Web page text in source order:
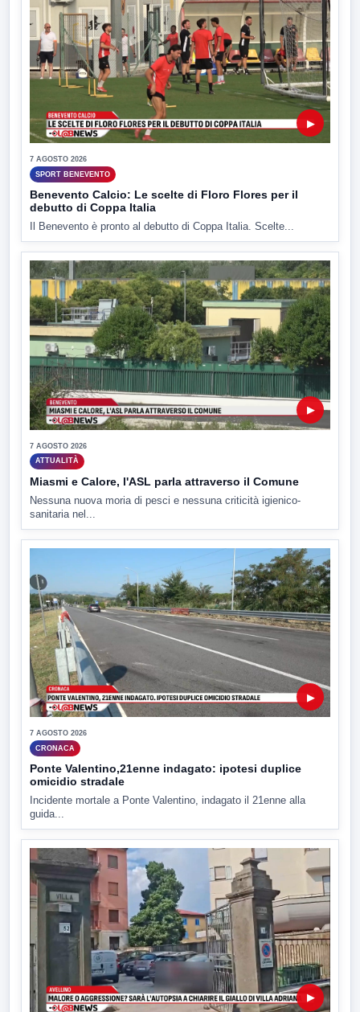
▶
7 AGOSTO 2026
SPORT BENEVENTO
Benevento Calcio: Le scelte di Floro Flores per il
debutto di Coppa Italia
Il Benevento è pronto al debutto di Coppa Italia. Scelte...
▶
7 AGOSTO 2026
ATTUALITÀ
Miasmi e Calore, l'ASL parla attraverso il Comune
Nessuna nuova moria di pesci e nessuna criticità igienico-
sanitaria nel...
▶
7 AGOSTO 2026
CRONACA
Ponte Valentino,21enne indagato: ipotesi duplice
omicidio stradale
Incidente mortale a Ponte Valentino, indagato il 21enne alla
guida...
▶